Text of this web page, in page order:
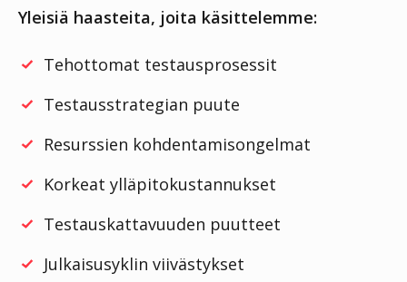
Yleisiä haasteita, joita käsittelemme:
Tehottomat testausprosessit
Testausstrategian puute
Resurssien kohdentamisongelmat
Korkeat ylläpitokustannukset
Testauskattavuuden puutteet
Julkaisusyklin viivästykset